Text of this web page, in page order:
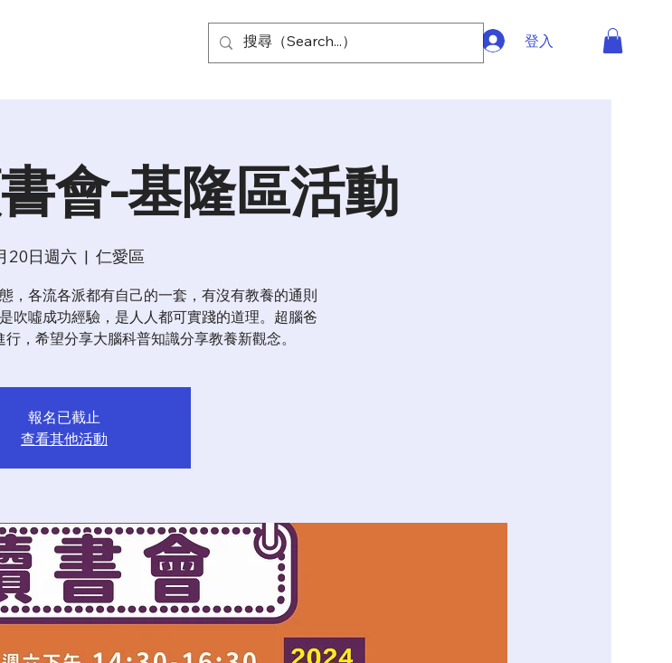
登入
會-基隆區活動
20日週六
  |
仁愛區
，各流各派都有自己的一套，有沒有教養的通則
吹噓成功經驗，是人人都可實踐的道理。超腦爸
，希望分享大腦科普知識分享教養新觀念。
報名已截止
查看其他活動